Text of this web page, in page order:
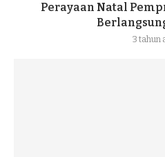
Perayaan Natal
3 tahun